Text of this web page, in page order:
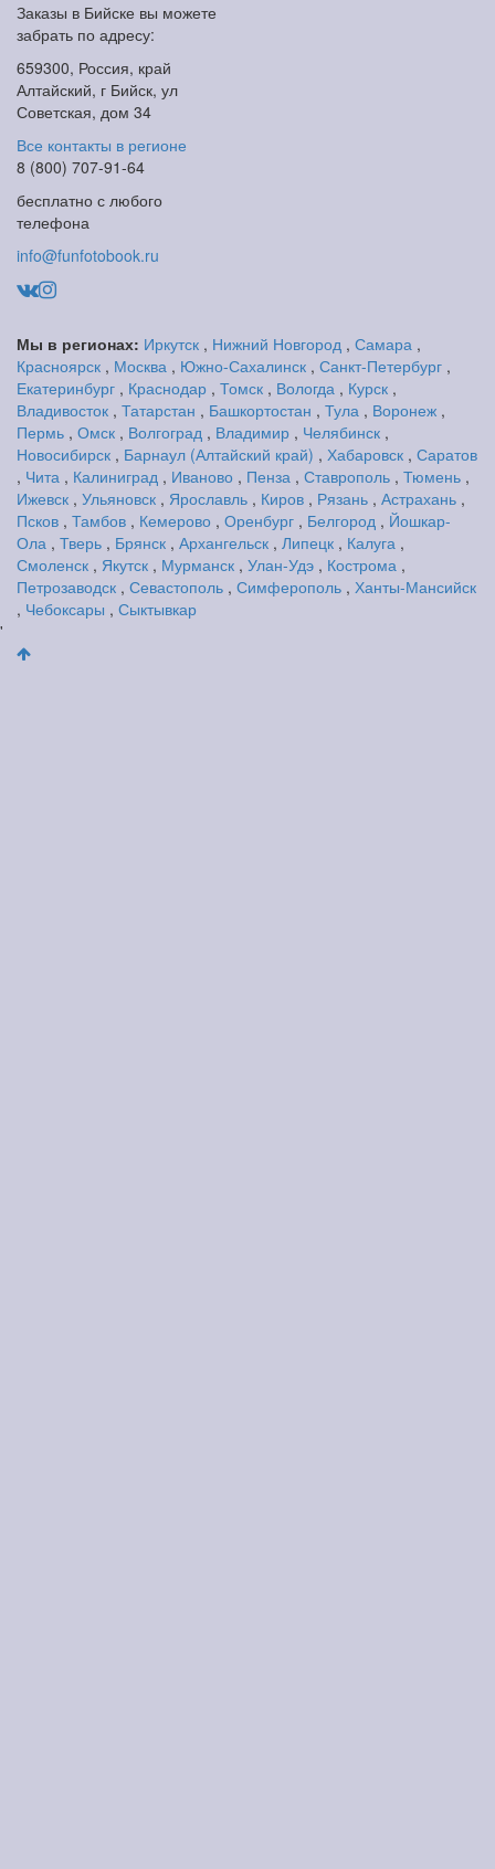
Заказы в Бийске вы можете
забрать по адресу:
659300, Россия, край
Алтайский, г Бийск, ул
Советская, дом 34
Все контакты в регионе
8 (800) 707-91-64
бесплатно с любого
телефона
info@funfotobook.ru
Мы в регионах: Иркутск , Нижний Новгород , Самара ,
Красноярск , Москва , Южно-Сахалинск , Санкт-Петербург ,
Екатеринбург , Краснодар , Томск , Вологда , Курск ,
Владивосток , Татарстан , Башкортостан , Тула , Воронеж ,
Пермь , Омск , Волгоград , Владимир , Челябинск ,
Новосибирск , Барнаул (Алтайский край) , Хабаровск , Саратов
, Чита , Калиниград , Иваново , Пенза , Ставрополь , Тюмень ,
Ижевск , Ульяновск , Ярославль , Киров , Рязань , Астрахань ,
Псков , Тамбов , Кемерово , Оренбург , Белгород , Йошкар-
Ола , Тверь , Брянск , Архангельск , Липецк , Калуга ,
Смоленск , Якутск , Мурманск , Улан-Удэ , Кострома ,
Петрозаводск , Севастополь , Симферополь , Ханты-Мансийск
, Чебоксары , Сыктывкар
'